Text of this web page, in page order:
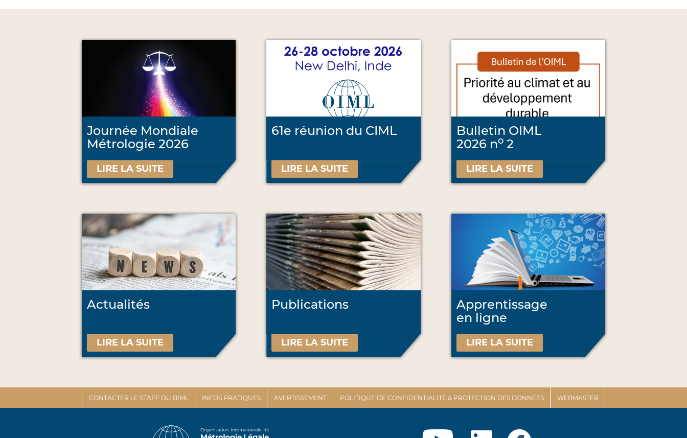
Journée Mondiale
Métrologie 2026
LIRE LA SUITE
61e réunion du CIML
LIRE LA SUITE
Bulletin OIML
2026 no2
LIRE LA SUITE
Actualités
LIRE LA SUITE
Publications
LIRE LA SUITE
Apprentissage
en ligne
LIRE LA SUITE
CONTACTER LE STAFF DU BIML INFOS PRATIQUES AVERTISSEMENT POLITIQUE DE CONFIDENTIALITÉ & PROTECTION DES DONNÉES WEBMASTER